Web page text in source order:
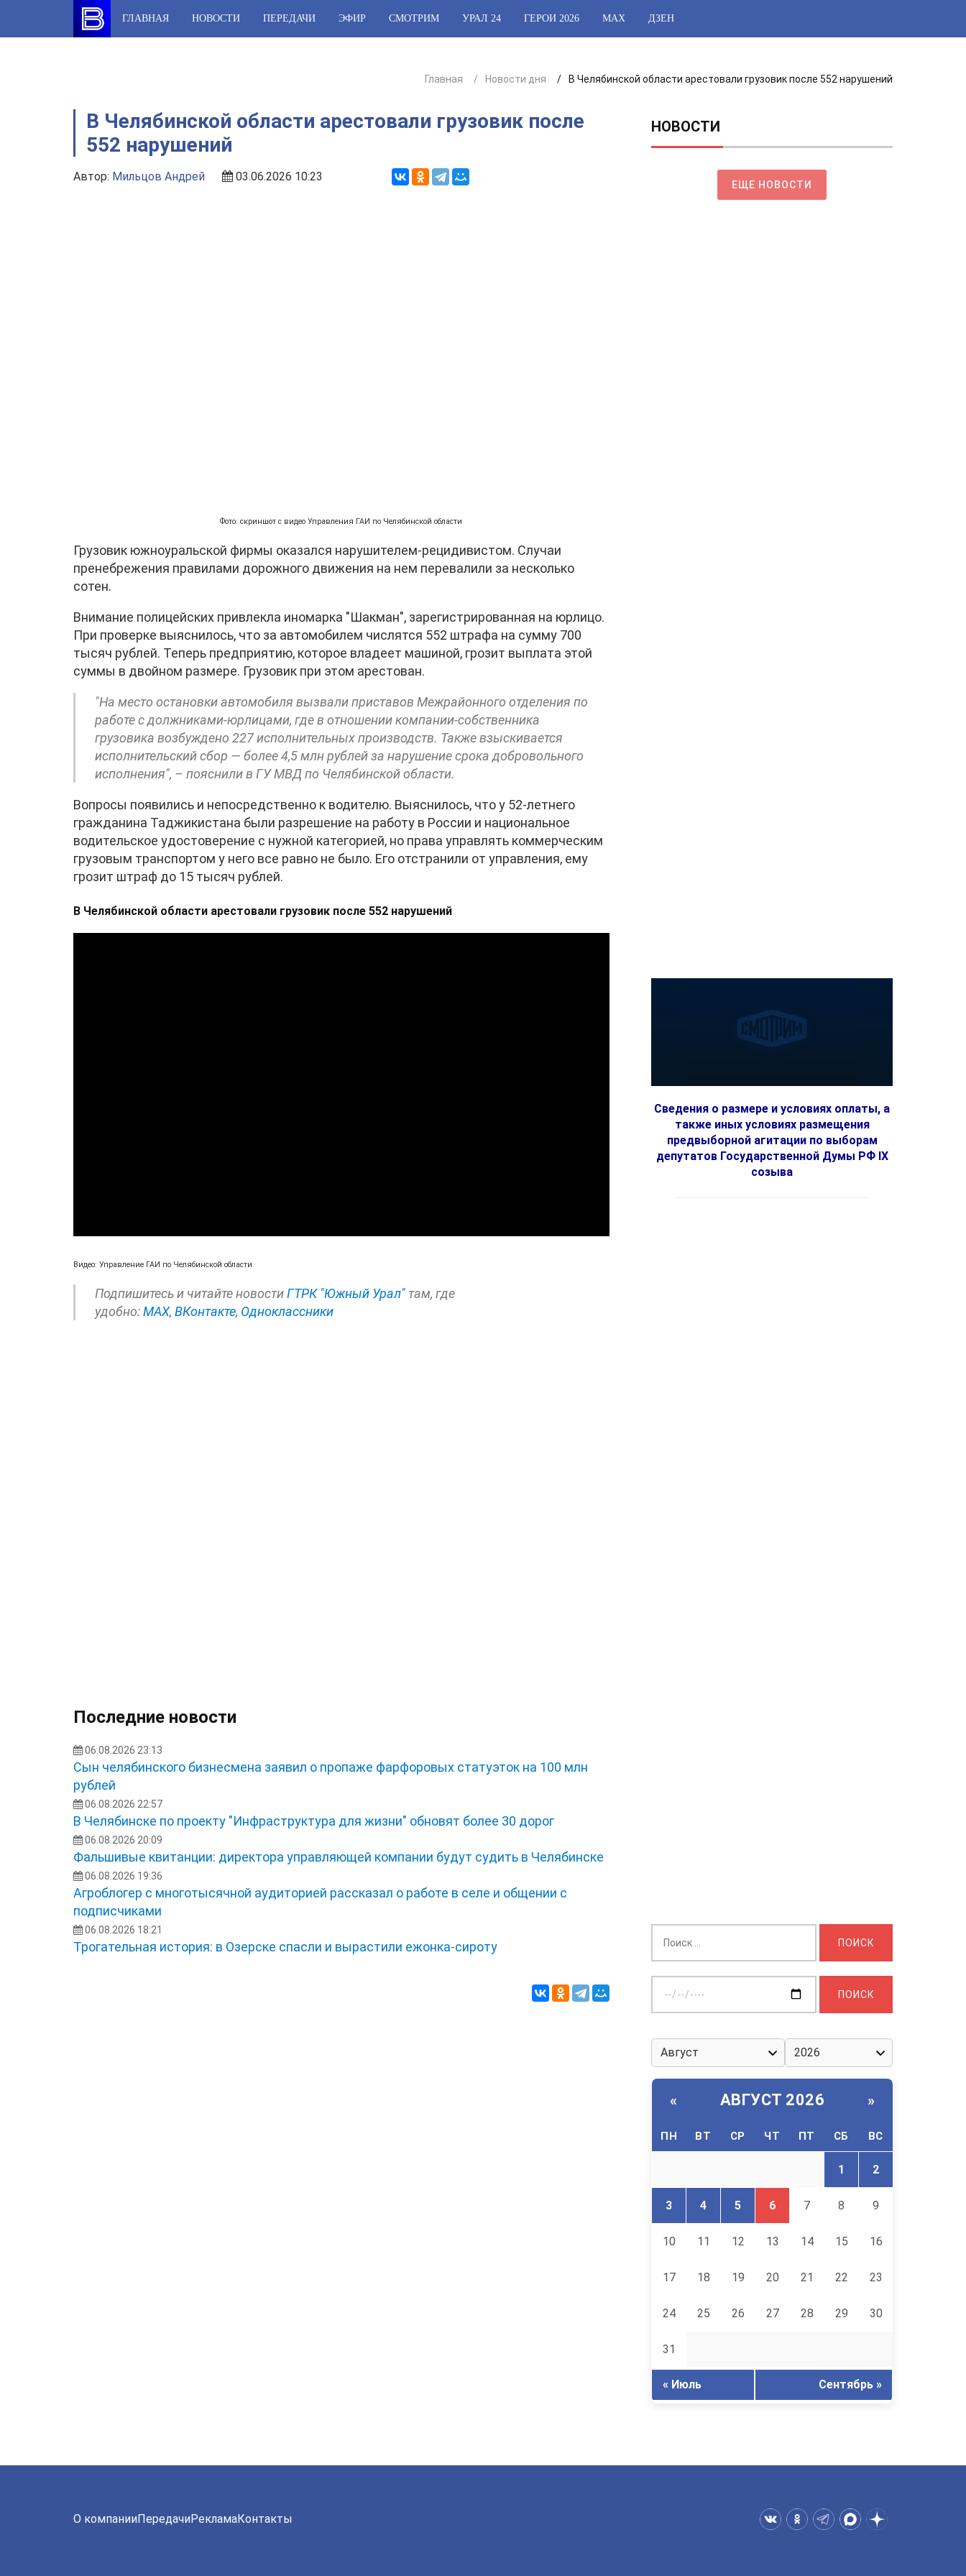
content
ГЛАВНАЯ НОВОСТИ ПЕРЕДАЧИ ЭФИР СМОТРИМ УРАЛ 24 ГЕРОИ 2026 МАХ ДЗЕН
Главная Новости дня В Челябинской области арестовали грузовик после 552 нарушений
В Челябинской области арестовали грузовик после
552 нарушений
Автор: Мильцов Андрей 03.06.2026 10:23
Фото: скриншот с видео Управления ГАИ по Челябинской области
Грузовик южноуральской фирмы оказался нарушителем-рецидивистом. Случаи
пренебрежения правилами дорожного движения на нем перевалили за несколько
сотен.
Внимание полицейских привлекла иномарка "Шакман", зарегистрированная на юрлицо.
При проверке выяснилось, что за автомобилем числятся 552 штрафа на сумму 700
тысяч рублей. Теперь предприятию, которое владеет машиной, грозит выплата этой
суммы в двойном размере. Грузовик при этом арестован.
"На место остановки автомобиля вызвали приставов Межрайонного отделения по
работе с должниками-юрлицами, где в отношении компании-собственника
грузовика возбуждено 227 исполнительных производств. Также взыскивается
исполнительский сбор — более 4,5 млн рублей за нарушение срока добровольного
исполнения", – пояснили в ГУ МВД по Челябинской области.
Вопросы появились и непосредственно к водителю. Выяснилось, что у 52-летнего
гражданина Таджикистана были разрешение на работу в России и национальное
водительское удостоверение с нужной категорией, но права управлять коммерческим
грузовым транспортом у него все равно не было. Его отстранили от управления, ему
грозит штраф до 15 тысяч рублей.
В Челябинской области арестовали грузовик после 552 нарушений
Видео: Управление ГАИ по Челябинской области
Подпишитесь и читайте новостиГТРК "Южный Урал" там, где
удобно:МАХ, ВКонтакте, Одноклассники
Последние новости
06.08.2026 23:13
Сын челябинского бизнесмена заявил о пропаже фарфоровых статуэток на 100 млн
рублей
06.08.2026 22:57
В Челябинске по проекту "Инфраструктура для жизни" обновят более 30 дорог
06.08.2026 20:09
Фальшивые квитанции: директора управляющей компании будут судить в Челябинске
06.08.2026 19:36
Агроблогер с многотысячной аудиторией рассказал о работе в селе и общении с
подписчиками
06.08.2026 18:21
Трогательная история: в Озерске спасли и вырастили ежонка‑сироту
НОВОСТИ
ЕЩЕ НОВОСТИ
Сведения о размере и условиях оплаты, а
также иных условиях размещения
предвыборной агитации по выборам
депутатов Государственной Думы РФ IX
созыва
дату:
« АВГУСТ 2026 »
ПН ВТ СР ЧТ ПТ СБ ВС
1 2
3 4 5 6 7 8 9
10 11 12 13 14 15 16
17 18 19 20 21 22 23
24 25 26 27 28 29 30
31
« Июль Сентябрь »
О компанииПередачиРекламаКонтакты